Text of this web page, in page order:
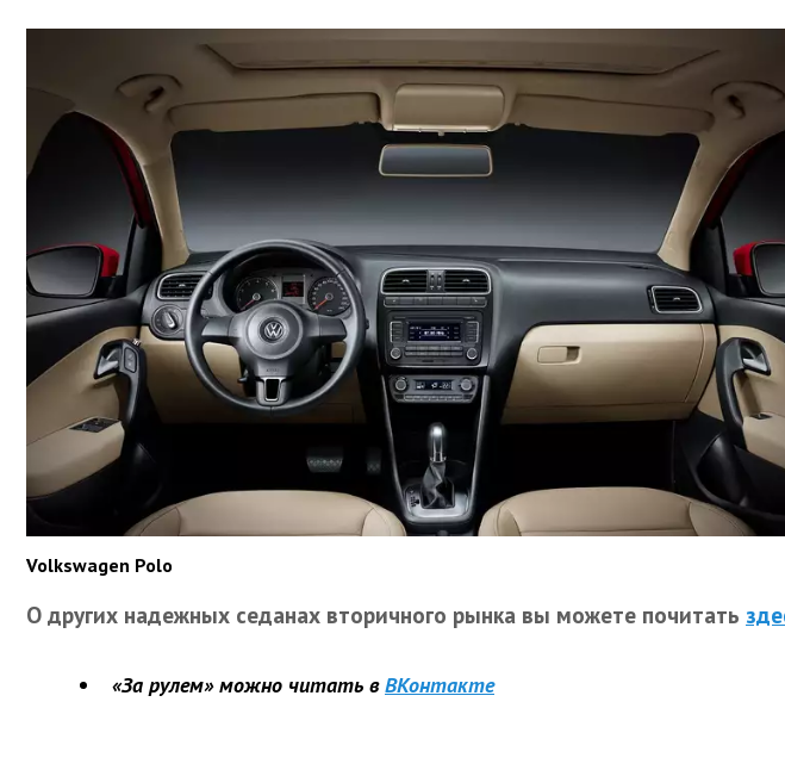
Volkswagen Polo
О других надежных седанах вторичного рынка вы можете почитать
«За рулем» можно читать в ВКонтакте